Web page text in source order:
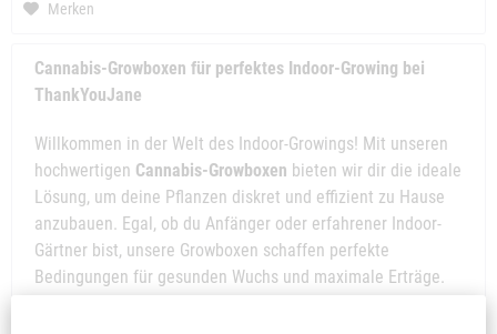
Merken
Cannabis-Growboxen für perfektes Indoor-Growing bei
ThankYouJane
Willkommen in der Welt des Indoor-Growings! Mit unseren
hochwertigen Cannabis-Growboxen bieten wir dir die ideale
Lösung, um deine Pflanzen diskret und effizient zu Hause
anzubauen. Egal, ob du Anfänger oder erfahrener Indoor-
Gärtner bist, unsere Growboxen schaffen perfekte
Bedingungen für gesunden Wuchs und maximale Erträge.